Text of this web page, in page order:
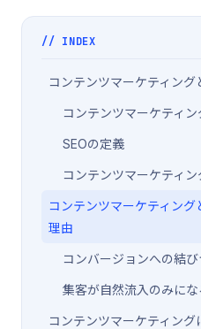
// INDEX
コンテンツマーケティング
コンテンツマーケティ
SEOの定義
コンテンツマーケティ
コンテンツマーケティン
理由
コンバージョンへの結
集客が自然流入のみにな
コンテンツマーケティング